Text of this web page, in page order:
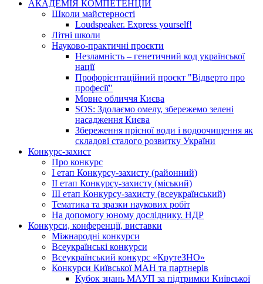
АКАДЕМІЯ КОМПЕТЕНЦІЙ
Школи майстерності
Loudspeaker. Express yourself!
Літні школи
Науково-практичні проєкти
Незламність – генетичний код української
нації
Профорієнтаційний проєкт "Відверто про
професії"
Мовне обличчя Києва
SOS: Здолаємо омелу, збережемо зелені
насадження Києва
Збереження прісної води і водоочищення як
складові сталого розвитку України
Конкурс-захист
Про конкурс
І етап Конкурсу-захисту (районний)
ІІ етап Конкурсу-захисту (міський)
ІІІ етап Конкурсу-захисту (всеукраїнський)
Тематика та зразки наукових робіт
На допомогу юному досліднику. НДР
Конкурси, конференції, виставки
Міжнародні конкурси
Всеукраїнські конкурси
Всеукраїнський конкурс «КрутеЗНО»
Конкурси Київської МАН та партнерів
Кубок знань МАУП за підтримки Київської